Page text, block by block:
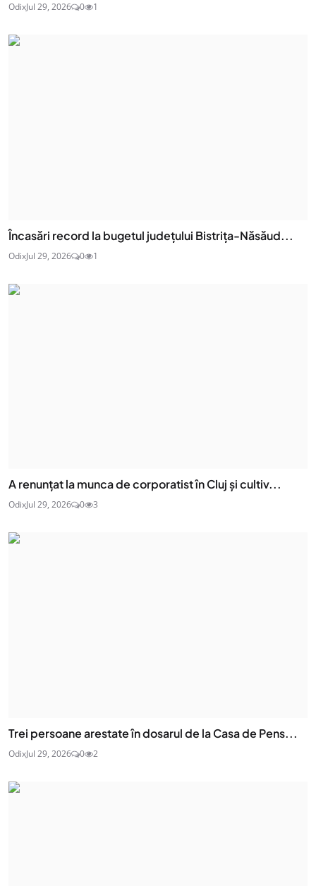
OdixJul 29, 2026 0 1
Încasări record la bugetul județului Bistrița-Năsăud...
OdixJul 29, 2026 0 1
A renunțat la munca de corporatist în Cluj și cultiv...
OdixJul 29, 2026 0 3
Trei persoane arestate în dosarul de la Casa de Pens...
OdixJul 29, 2026 0 2